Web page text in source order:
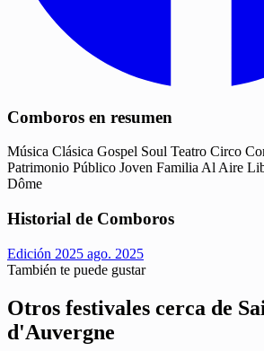
Comboros en resumen
Música Clásica Gospel Soul Teatro Circo
Patrimonio Público Joven Familia Al Aire
Dôme
Historial de Comboros
Edición 2025 ago. 2025
También te puede gustar
Otros festivales cerca de
d'Auvergne